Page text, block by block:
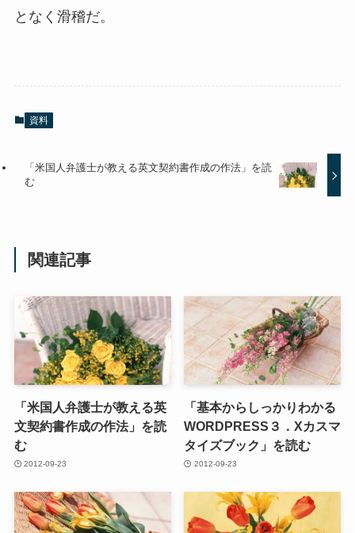
となく滑稽だ。
資料
「米国人弁護士が教える英文契約書作成の作法」を読
む
関連記事
「米国人弁護士が教える英
文契約書作成の作法」を読
む
2012-09-23
「基本からしっかりわかる
WORDPRESS３．Xカスマ
タイズブック」を読む
2012-09-23